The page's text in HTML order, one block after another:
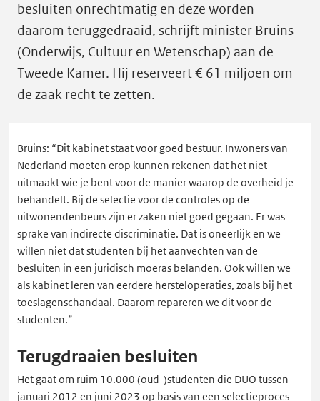
besluiten onrechtmatig en deze worden
daarom teruggedraaid, schrijft minister Bruins
(Onderwijs, Cultuur en Wetenschap) aan de
Tweede Kamer. Hij reserveert € 61 miljoen om
de zaak recht te zetten.
Bruins: “Dit kabinet staat voor goed bestuur. Inwoners van
Nederland moeten erop kunnen rekenen dat het niet
uitmaakt wie je bent voor de manier waarop de overheid je
behandelt. Bij de selectie voor de controles op de
uitwonendenbeurs zijn er zaken niet goed gegaan. Er was
sprake van indirecte discriminatie. Dat is oneerlijk en we
willen niet dat studenten bij het aanvechten van de
besluiten in een juridisch moeras belanden. Ook willen we
als kabinet leren van eerdere hersteloperaties, zoals bij het
toeslagenschandaal. Daarom repareren we dit voor de
studenten.”
Terugdraaien besluiten
Het gaat om ruim 10.000 (oud-)studenten die DUO tussen
januari 2012 en juni 2023 op basis van een selectieproces